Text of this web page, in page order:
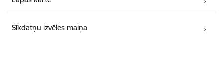
Sīkdatņu izvēles maiņa